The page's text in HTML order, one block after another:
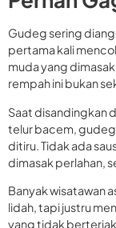
Gudeg sering
pertama kali
muda yang
rempah ini bukan
Saat disandingkan
telur bacem, gudeg
ditiru. Tidak ada
dimasak perlahan,
Banyak wisatawan
lidah, tapi justru
yang tidak